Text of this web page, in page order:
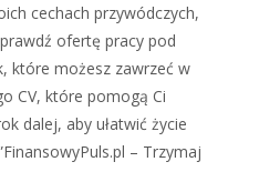
cechach przywódczych,
ofertę pracy pod
które możesz zawrzeć w
CV, które pomogą Ci
dalej, aby ułatwić życie
– Trzymaj